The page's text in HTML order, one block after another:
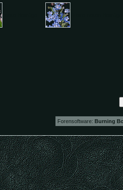
Forensoftware: Burning